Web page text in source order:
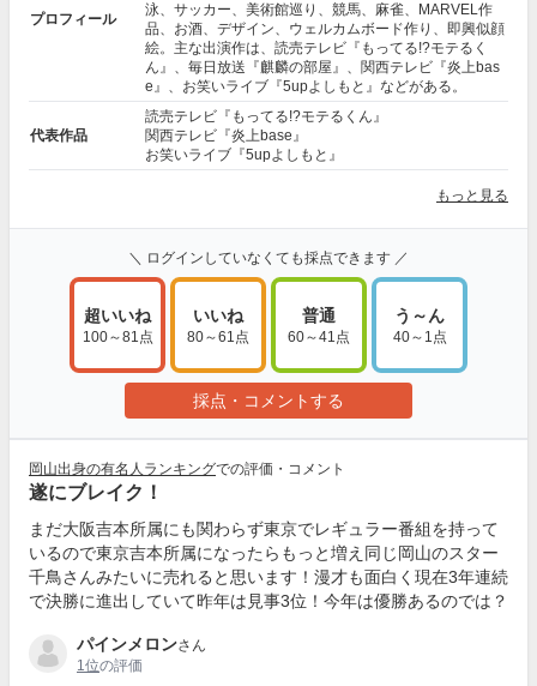
プロフィール
泳、サッカー、美術館巡り、競馬、麻雀、MARVEL作
品、お酒、デザイン、ウェルカムボード作り、即興似顔
絵。主な出演作は、読売テレビ『もってる!?モテるく
ん』、毎日放送『麒麟の部屋』、関西テレビ『炎上bas
e』、お笑いライブ『5upよしもと』などがある。
代表作品
読売テレビ『もってる!?モテるくん』
関西テレビ『炎上base』
お笑いライブ『5upよしもと』
もっと見る
＼ ログインしていなくても採点できます ／
超いいね
100～81点
いいね
80～61点
普通
60～41点
う～ん
40～1点
採点・コメントする
岡山出身の有名人ランキングでの評価・コメント
遂にブレイク！
まだ大阪吉本所属にも関わらず東京でレギュラー番組を持って
いるので東京吉本所属になったらもっと増え同じ岡山のスター
千鳥さんみたいに売れると思います！漫才も面白く現在3年連続
で決勝に進出していて昨年は見事3位！今年は優勝あるのでは？
パインメロンさん
1位の評価